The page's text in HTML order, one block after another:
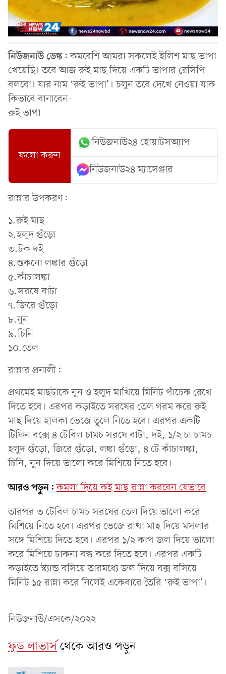
নিউজনাউ ডেস্ক:কমবেশি আমরা সকলেই ইলিশ মাছ ভাপা
খেয়েছি। তবে আজ রুই মাছ দিয়ে একটি ভাপার রেসিপি
বলবো। যার নাম ‛রুই ভাপা’। চলুন তবে দেখে নেওয়া যাক
কিভাবে বানাবেন-
রুই ভাপা
ফলো করুন
নিউজনাউ২৪ হোয়াটসঅ্যাপ
নিউজনাউ২৪ ম্যাসেঞ্জার
রান্নার উপকরণ:
১.রুই মাছ
২.হলুদ গুঁড়ো
৩.টক দই
৪.শুকনো লঙ্কার গুঁড়ো
৫.কাঁচালঙ্কা
৬.সরষে বাটা
৭.জিরে গুঁড়ো
৮.নুন
৯.চিনি
১০.তেল
রান্নার প্রনালী:
প্রথমেই মাছটাকে নুন ও হলুদ মাখিয়ে মিনিট পাঁচেক রেখে
দিতে হবে। এরপর কড়াইতে সরষের তেল গরম করে রুই
মাছ দিয়ে হালকা ভেজে তুলে নিতে হবে। এরপর একটি
টিফিন বক্সে ৪ টেবিল চামচ সরষে বাটা, দই, ১/২ চা চামচ
হলুদ গুঁড়ো, জিরে গুঁড়ো, লঙ্কা গুঁড়ো, ৪ টে কাঁচালঙ্কা,
চিনি, নুন দিয়ে ভালো করে মিশিয়ে নিতে হবে।
আরও পড়ুন: কমলা দিয়ে কই মাছ রান্না করবেন যেভাবে
তারপর ৩ টেবিল চামচ সরষের তেল দিয়ে ভালো করে
মিশিয়ে নিতে হবে। এরপর ভেজে রাখা মাছ দিয়ে মসলার
সঙ্গে মিশিয়ে দিতে হবে। এরপর ১/২ কাপ জল দিয়ে ভালো
করে মিশিয়ে ঢাকনা বদ্ধ করে দিতে হবে। এরপর একটি
কড়াইতে স্ট্যান্ড বসিয়ে তারমধ্যে জল দিয়ে বক্স বসিয়ে
মিনিট ১৫ রান্না করে নিলেই একেবারে তৈরি ‛রুই ভাপা’।
নিউজনাউ/এসকে/২০২২
ফুড লাভার্সথেকে আরও পড়ুন